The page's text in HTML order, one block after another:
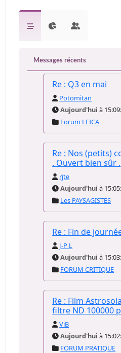
Messages récents
Re : Q3 en mai
Potomitan
Aujourd'hui à
Forum LEICA
Re : Nos (petits)
. Ouvert bien sûr .
rjte
Aujourd'hui à
Les PAYSAGISTES
Re : Fin de
J-P L
Aujourd'hui à
FORUM CRITIQUE
Re : Film
filtre ND 100000
ViB
Aujourd'hui à
FORUM PRATIQUE